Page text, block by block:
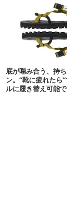
底が噛み合う、持
ン。“靴に疲れたら
ルに履き替え可能